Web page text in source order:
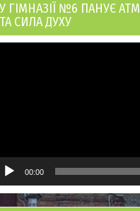
У ГІМНАЗІЇ №6 ПАНУЄ
ТА СИЛА ДУХУ
00:00